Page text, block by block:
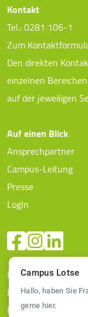
Kontakt
Tel.: 0281 106-1
Zum
Den direkten
einzelnen
auf der jeweiligen
Auf einen Blick
Ansprechpartner
Campus-Leitung
Presse
LogIn
Richtlinien
Datenschutz
Impressum
Campus Lotse
Hallo, haben Sie
gerne hier.